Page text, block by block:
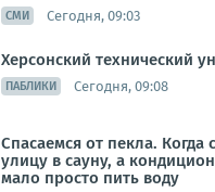
СМИ Сегодня, 09:03
Херсонский технический
ПАБЛИКИ Сегодня, 09:08
Спасаемся от пекла.
улицу в сауну, а
мало просто пить воду